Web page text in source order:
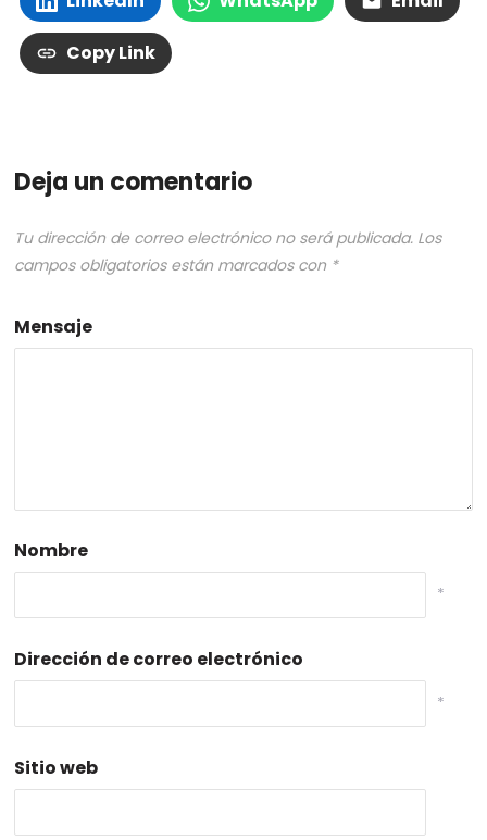
Copy Link
Deja un comentario
Tu dirección de correo electrónico no será publicada. Los
campos obligatorios están marcados con *
Mensaje
Nombre
*
Dirección de correo electrónico
*
Sitio web